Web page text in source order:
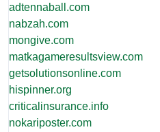
adtennaball.com
nabzah.com
mongive.com
matkagameresultsview.com
getsolutionsonline.com
hispinner.org
criticalinsurance.info
nokariposter.com